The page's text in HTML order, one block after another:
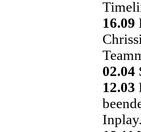
16.09
02.04
12.03